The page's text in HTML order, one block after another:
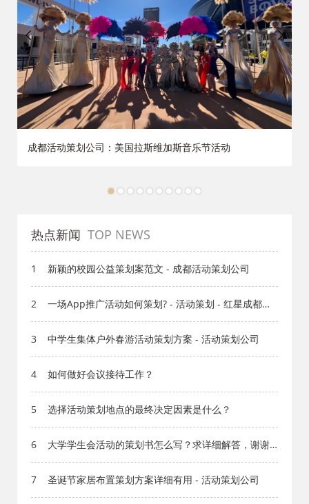
成都活动策划公司：美国拉斯维加斯音乐节活动
5 6 7 8 9 10
热点新闻 TOP NEWS
1 新颖的校园公益策划案范文 - 成都活动策划公司
2
一场App推广活动如何策划? - 活动策划 - 红星成都活
3
中学生集体户外春游活动策划方案 - 活动策划公司
4 如何做好会议接待工作？
5 选择活动策划地点的最终决定因素是什么？
6
大学学生会活动的策划书怎么写？求详细解答，谢谢
7
圣诞节家居布置策划方案详细有用 - 活动策划公司